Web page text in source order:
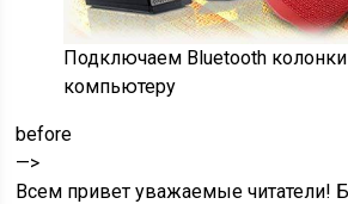
Подключаем Bluetooth
компьютеру
before
—>
Всем привет уважаемые читатели!